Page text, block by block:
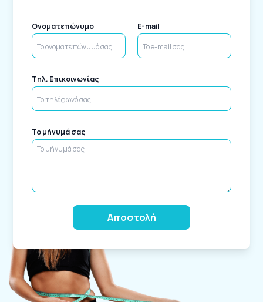
Ονοματεπώνυμο E-mail
Tηλ. Επικοινωνίας
Το μήνυμά σας